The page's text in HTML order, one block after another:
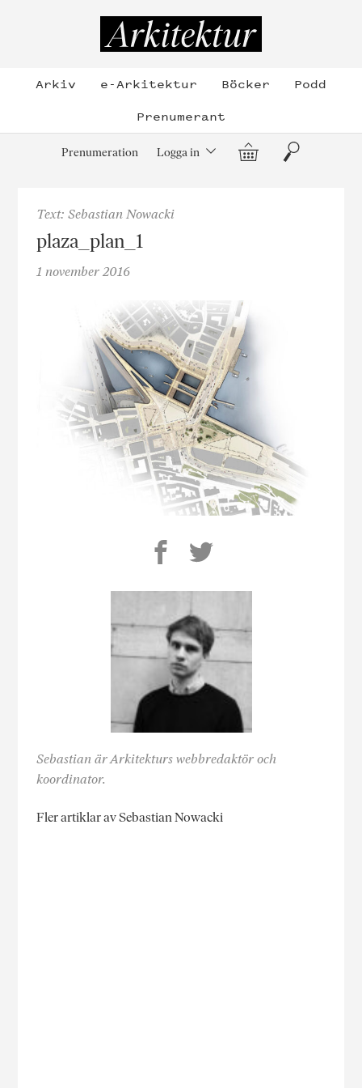
Arkiv e-Arkitektur Böcker
Podd
Prenumerant
Prenumeration Logga in Varukorg
Sök
Text: Sebastian Nowacki
plaza_plan_1
1 november 2016
Sebastian är Arkitekturs webbredaktör och
koordinator.
Fler artiklar av Sebastian Nowacki